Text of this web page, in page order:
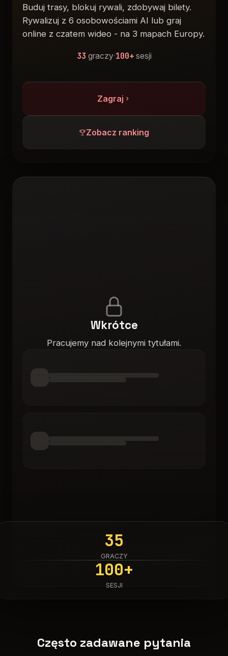
Buduj trasy, blokuj rywali, zdobywaj bilety.
Rywalizuj z 6 osobowościami AI lub graj
online z czatem wideo - na 3 mapach Europy.
33 graczy·100+ sesji
Zagraj
Zobacz ranking
Wkrótce
Pracujemy nad kolejnymi tytułami.
35
GRACZY
100+
SESJI
Często zadawane pytania